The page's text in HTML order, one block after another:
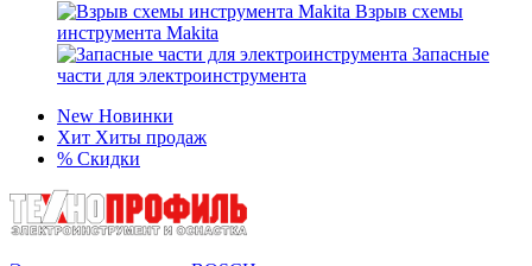
Взрыв схемы
инструмента Makita
Запасные
части для электроинструмента
New Новинки
Хит Хиты продаж
% Скидки